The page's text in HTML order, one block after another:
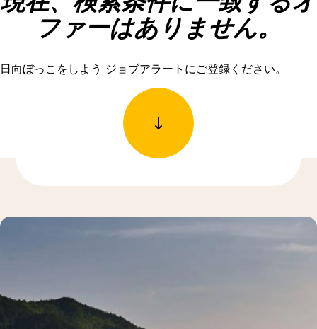
ファーはありません。
日向ぼっこをしよう ジョブアラートにご登録ください。